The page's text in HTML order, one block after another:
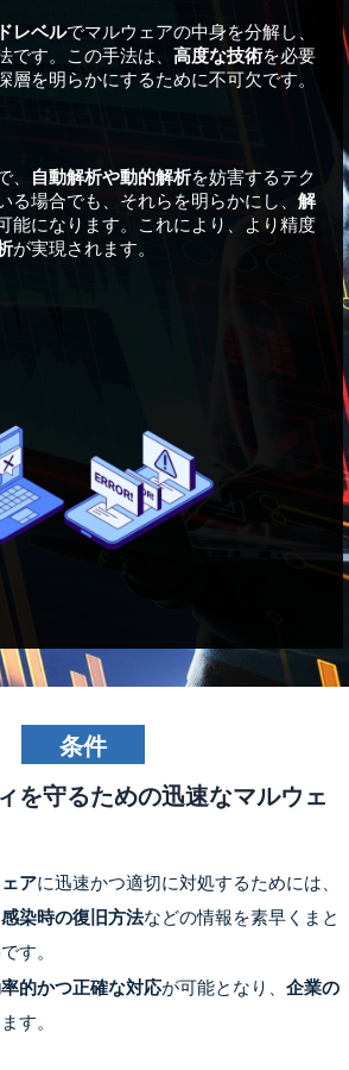
レベルでマルウェアの中身を分解し、
です。この手法は、 高度な技術を必要
層を明らかにするために不可欠です。
、 自動解析や動的解析を妨害するテク
る場合でも、それらを明らかにし、 解
能になります。これにより、より精度
が実現されます。
条件
を守るための迅速なマルウェ
アに迅速かつ適切に対処するためには、
感染時の復旧方法などの情報を素早くまと
す。
的かつ正確な対応が可能となり、企業の
す。